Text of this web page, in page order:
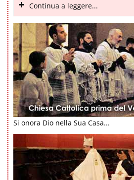
Continua a leggere...
Si onora Dio nella Sua Casa...